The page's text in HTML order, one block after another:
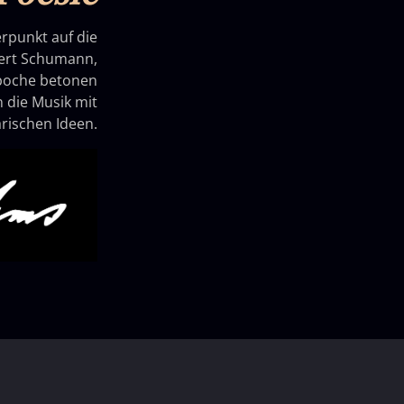
auf die
Schumann,
betonen
die Musik mit
Ideen.